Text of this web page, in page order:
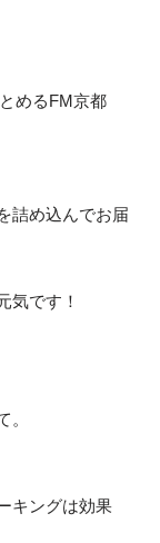
めるFM京都
詰め込んでお届
気です！
。
キングは効果